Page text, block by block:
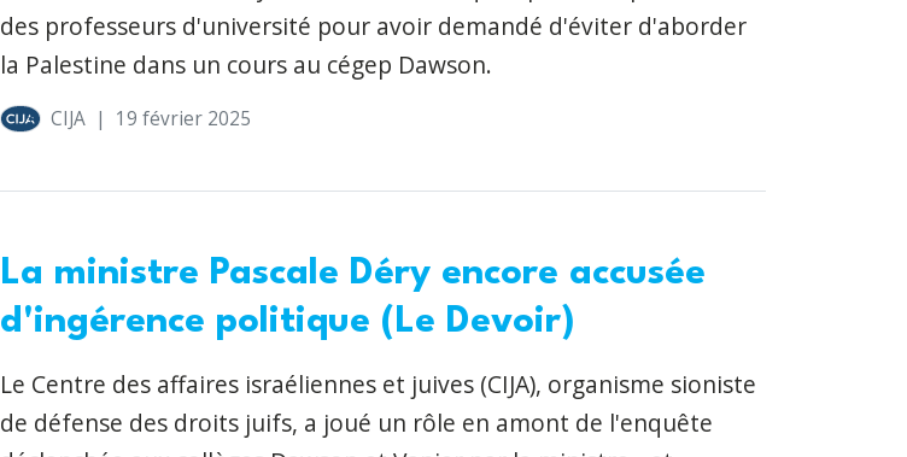
des professeurs d'université pour avoir demandé d'éviter d'aborder
la Palestine dans un cours au cégep Dawson.
CIJA | 19 février 2025
La ministre Pascale Déry encore accusée
d'ingérence politique (Le Devoir)
Le Centre des affaires israéliennes et juives (CIJA), organisme sioniste
de défense des droits juifs, a joué un rôle en amont de l'enquête